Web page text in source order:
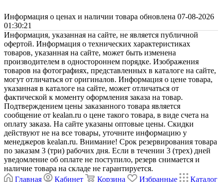
Информация о ценах и наличии товара обновлена 07-08-2026
01:30:21
Информация, указанная на сайте, не является публичной
офертой. Информация о технических характеристиках
товаров, указанная на сайте, может быть изменена
производителем в одностороннем порядке. Изображения
товаров на фотографиях, представленных в каталоге на сайте,
могут отличаться от оригиналов. Информация о цене товара,
указанная в каталоге на сайте, может отличаться от
фактической к моменту оформления заказа на товар.
Подтверждением цены заказанного товара является
сообщение от kealan.ru о цене такого товара, в виде счета на
оплату заказа. На сайте указаны оптовые цены. Скидки
действуют не на все товары, уточните информацию у
менеджеров kealan.ru. Внимание! Срок резервирования товара
по заказам 3 (три) рабочих дня. Если в течении 3 (трех) дней
уведомление об оплате не поступило, резерв снимается и
наличие товара на складе не гарантируется.
Главная
Кабинет Корзина Избранные
Каталог